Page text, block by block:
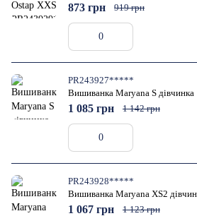
873 грн 919 грн
PR243927*****
Вишиванка Maryana S дівчинка
1 085 грн 1 142 грн
PR243928*****
Вишиванка Maryana XS2
1 067 грн 1 123 грн